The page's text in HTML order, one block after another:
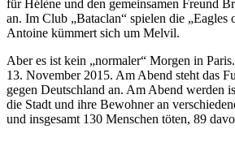
für Hélène und den gemeinsamen Freund
an. Im Club „Bataclan“ spielen die „Eagles
Antoine kümmert sich um Melvil.
Aber es ist kein „normaler“ Morgen in
13. November 2015. Am Abend steht das
gegen Deutschland an. Am Abend werden
die Stadt und ihre Bewohner an
und insgesamt 130 Menschen töten, 89